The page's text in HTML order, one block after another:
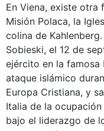
En Viena, existe otra
Misión Polaca, la
colina de
Sobieski, el 12 de
ejército en la famosa
ataque islámico
Europa Cristiana, y
Italia de la
bajo el liderazgo de